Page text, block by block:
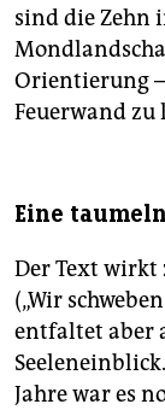
sind die Zehn
Orientierung
Feuerwand
Eine
Der Text wirkt
(„Wir
entfaltet aber
Jahre war es